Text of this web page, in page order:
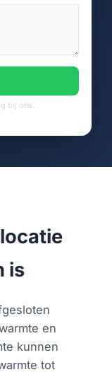
bij ons.
is
en
kunnen
tot